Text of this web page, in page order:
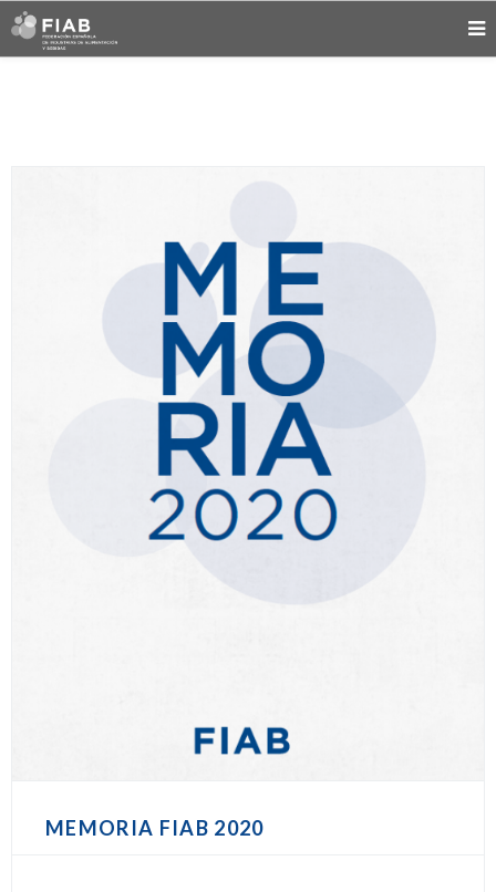
MEMORIA FIAB 2020